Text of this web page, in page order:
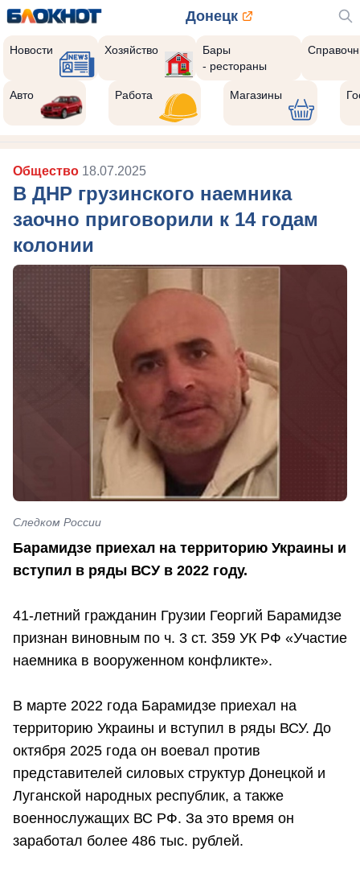
Донецк
Новости Хозяйство
Бары
- рестораны
Авто Работа Магазины
Общество 18.07.2025
В ДНР грузинского наемника
заочно приговорили к 14 годам
колонии
Следком России
Барамидзе приехал на территорию Украины и
вступил в ряды ВСУ в 2022 году.
41-летний гражданин Грузии Георгий Барамидзе
признан виновным по ч. 3 ст. 359 УК РФ «Участие
наемника в вооруженном конфликте».
В марте 2022 года Барамидзе приехал на
территорию Украины и вступил в ряды ВСУ. До
октября 2025 года он воевал против
представителей силовых структур Донецкой и
Луганской народных республик, а также
военнослужащих ВС РФ. За это время он
заработал более 486 тыс. рублей.